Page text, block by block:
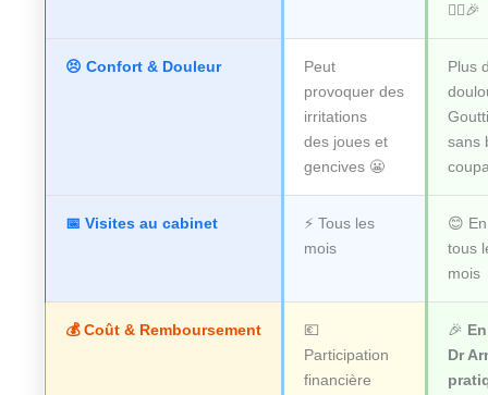
🏃‍♂️🎉
😣 Confort & Douleur
Peut
provoquer des
irritations
des joues et
gencives 😬
Plus
sans
📅 Visites au cabinet
⚡ Tous les
mois
😊
tous
mois
💰 Coût & Remboursement
💶
Participation
financière
🎉
Dr